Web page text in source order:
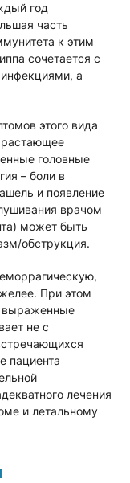
год
часть
к этим
сочетается с
инфекциями, а
этого вида
головные
– боли в
и появление
врачом
может быть
обструкция.
При этом
выраженные
не с
пациента
лечения
и летальному